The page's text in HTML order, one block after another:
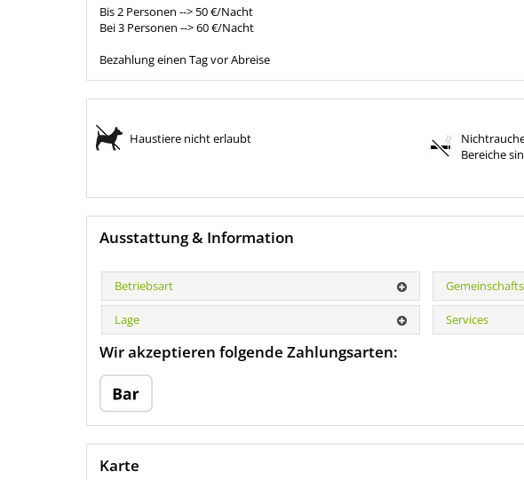
Bis 2 Personen --> 50 €/Nacht
Bei 3 Personen --> 60 €/Nacht
Bezahlung einen Tag vor Abreise
Haustiere nicht erlaubt
Bereiche
Ausstattung & Information
Betriebsart
Lage Services
Wir akzeptieren folgende Zahlungsarten:
Karte